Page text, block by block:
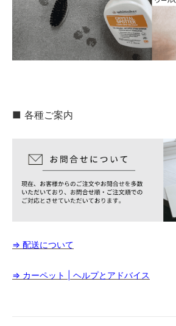
■ 各種ご案内
⇒ 配送について
⇒ カーペット | ヘルプとアドバイス